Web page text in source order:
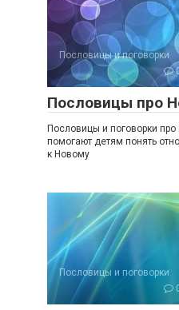
Пословицы и поговорки
Пословицы про
Пословицы и поговорки
помогают детям понять
к Новому
Пословицы и поговорки